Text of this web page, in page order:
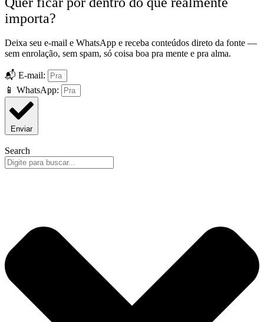
importa?
Deixa seu e-mail e WhatsApp e receba conteúdos direto da fonte —
sem enrolação, sem spam, só coisa boa pra mente e pra alma.
📬 E-mail:
📱 WhatsApp:
Enviar
Search